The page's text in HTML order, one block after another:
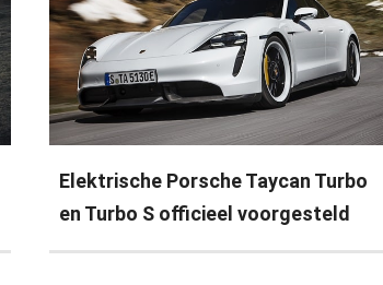
Elektrische Porsche Taycan Turbo
en Turbo S officieel voorgesteld